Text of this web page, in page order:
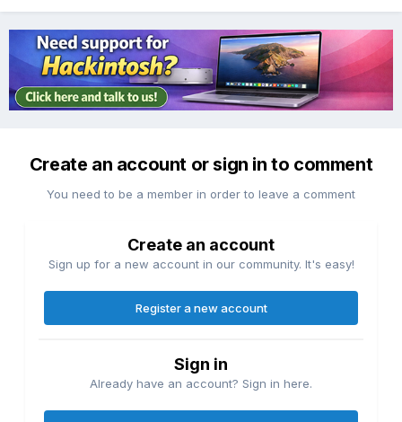
Create an account or sign in to comment
You need to be a member in order to leave a comment
Create an account
Sign up for a new account in our community. It's easy!
Register a new account
Sign in
Already have an account? Sign in here.